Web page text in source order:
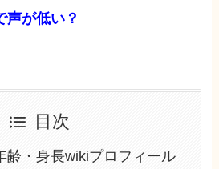
声が低い？
目次
齢・身長wikiプロフィール